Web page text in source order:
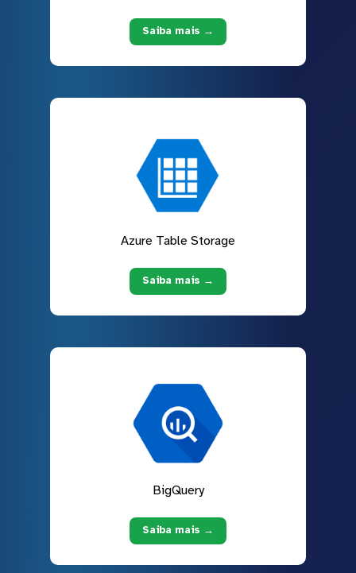
Saiba mais →
Azure Table Storage
Saiba mais →
BigQuery
Saiba mais →